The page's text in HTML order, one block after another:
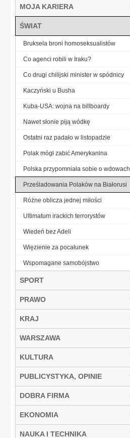
MOJA KARIERA
ŚWIAT
Bruksela broni homoseksualistów
Co agenci robili w Iraku?
Co drugi chilijski minister w spódnicy
Kaczyński u Busha
Kuba-USA: wojna na billboardy
Nawet słonie piją wódkę
Ostatni raz padało w listopadzie
Polak mógł zabić Amerykanina
Polska przypomniała sobie o wdowach
Prześladowania Polaków na Białorusi
Różne oblicza jednej miłości
Ultimatum irackich terrorystów
Wiedeń bez Adeli
Więzienie za pocałunek
Wspomagane samobójstwo
SPORT
PRAWO
KRAJ
WARSZAWA
KULTURA
PUBLICYSTYKA, OPINIE
DOBRA FIRMA
EKONOMIA
NAUKA I TECHNIKA